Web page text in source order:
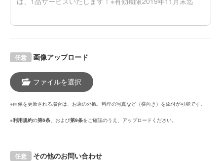
画像アップロード
任意
ファイルを選択
※画像を更新される場合は、お店の外観、料理の写真など（横向き）を添付が可能です。
※利用規約の第6条 、および第9条をご確認のうえ、アップロードください。
その他のお問い合わせ
任意